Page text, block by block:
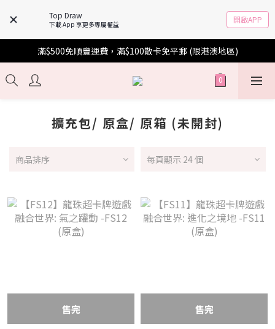
Top Draw
下載 App 享更多專屬權益 開啟APP
滿$500免順豐運費，滿$100散卡免平郵 (限港澳地區)
擴充包/ 原盒/ 原箱 (未開封)
商品排序 每頁顯示 24 個
售完 售完